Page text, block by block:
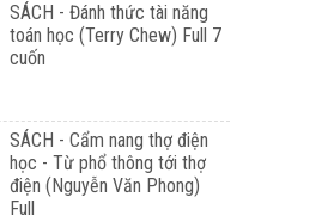
SÁCH - Đánh thức tài năng
toán học (Terry Chew) Full 7
cuốn
SÁCH - Cẩm nang thợ điện
học - Từ phổ thông tới thợ
điện (Nguyễn Văn Phong)
Full